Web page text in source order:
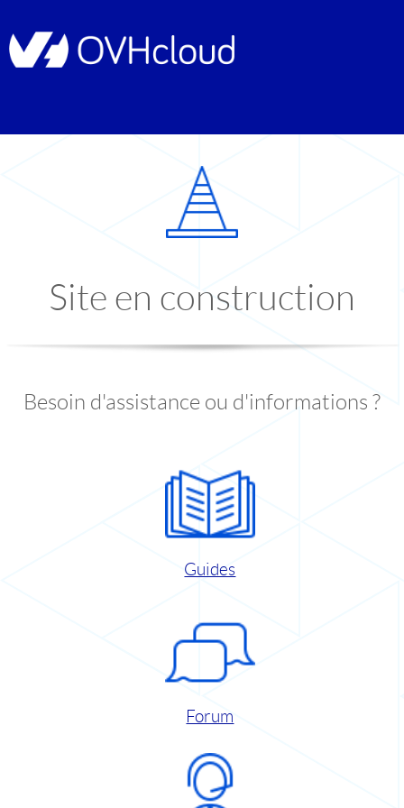
Site en construction
Besoin d'assistance ou d'informations ?
Guides
Forum